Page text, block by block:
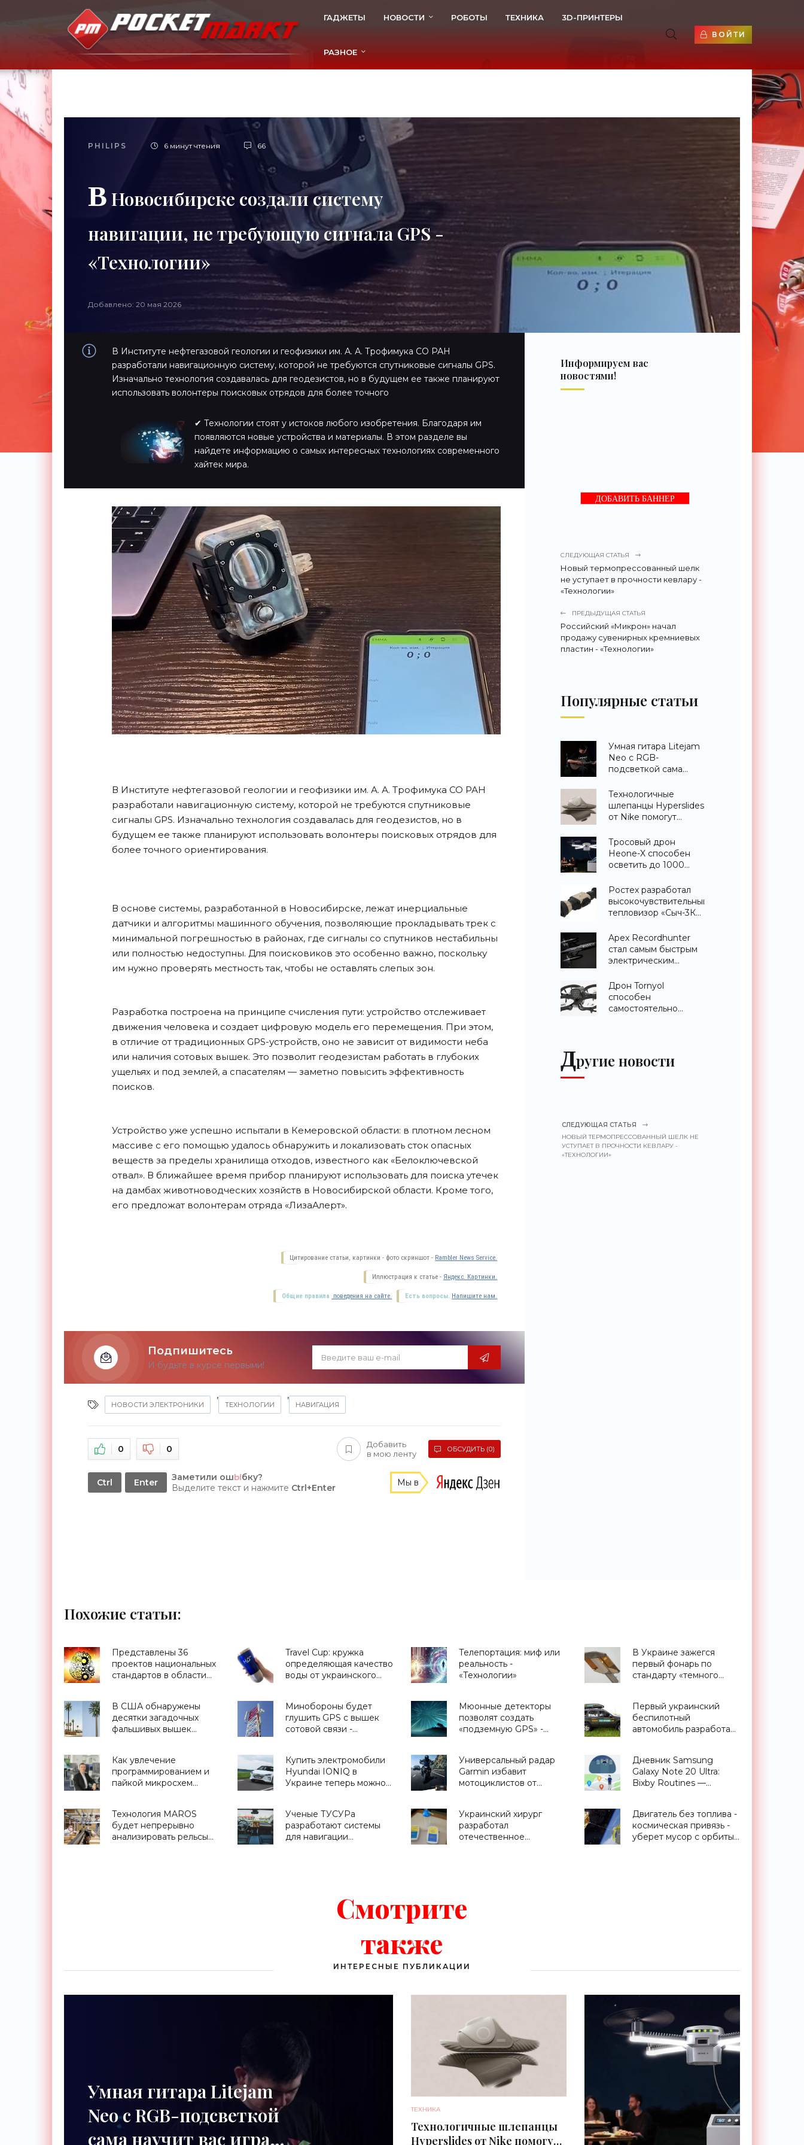
ГАДЖЕТЫ НОВОСТИ РОБОТЫ ТЕХНИКА 3D-ПРИНТЕРЫ
РАЗНОЕ
ВОЙТИ
PHILIPS 6 минут чтения 66
В Новосибирске создали систему
навигации, не требующую сигнала GPS -
«Технологии»
Добавлено: 20 мая 2026
В Институте нефтегазовой геологии и геофизики им. А. А. Трофимука СО РАН
разработали навигационную систему, которой не требуются спутниковые сигналы GPS.
Изначально технология создавалась для геодезистов, но в будущем ее также планируют
использовать волонтеры поисковых отрядов для более точного
✔ Технологии стоят у истоков любого изобретения. Благодаря им
появляются новые устройства и материалы. В этом разделе вы
найдете информацию о самых интересных технологиях современного
хайтек мира.
В Институте нефтегазовой геологии и геофизики им. А. А. Трофимука СО РАН
разработали навигационную систему, которой не требуются спутниковые
сигналы GPS. Изначально технология создавалась для геодезистов, но в
будущем ее также планируют использовать волонтеры поисковых отрядов для
более точного ориентирования.
В основе системы, разработанной в Новосибирске, лежат инерциальные
датчики и алгоритмы машинного обучения, позволяющие прокладывать трек с
минимальной погрешностью в районах, где сигналы со спутников нестабильны
или полностью недоступны. Для поисковиков это особенно важно, поскольку
им нужно проверять местность так, чтобы не оставлять слепых зон.
Разработка построена на принципе счисления пути: устройство отслеживает
движения человека и создает цифровую модель его перемещения. При этом,
в отличие от традиционных GPS-устройств, оно не зависит от видимости неба
или наличия сотовых вышек. Это позволит геодезистам работать в глубоких
ущельях и под землей, а спасателям — заметно повысить эффективность
поисков.
Устройство уже успешно испытали в Кемеровской области: в плотном лесном
массиве с его помощью удалось обнаружить и локализовать сток опасных
веществ за пределы хранилища отходов, известного как «Белоключевской
отвал». В ближайшее время прибор планируют использовать для поиска утечек
на дамбах животноводческих хозяйств в Новосибирской области. Кроме того,
его предложат волонтерам отряда «ЛизаАлерт».
Цитирование статьи, картинки - фото скриншот - Rambler News Service.
Иллюстрация к статье - Яндекс. Картинки.
Есть вопросы. Напишите нам.
Общие правила поведения на сайте.
Подпишитесь
И будьте в курсе первыми!
НОВОСТИ ЭЛЕКТРОНИКИ
,
ТЕХНОЛОГИИ
,
НАВИГАЦИЯ
0 0
Добавить
в мою ленту
ОБСУДИТЬ (0)
Ctrl Enter Заметили ошЫбку?
Выделите текст и нажмите Ctrl+Enter Мы в
Информируем вас
новостями!
ДОБАВИТЬ БАННЕР
СЛЕДУЮЩАЯ СТАТЬЯ
Новый термопрессованный шелк
не уступает в прочности кевлару -
«Технологии»
ПРЕДЫДУЩАЯ СТАТЬЯ
Российский «Микрон» начал
продажу сувенирных кремниевых
пластин - «Технологии»
Популярные статьи
Умная гитара Litejam
Neo с RGB-
подсветкой сама
«Гаджеты»
Технологичные
шлепанцы Hyperslides
от Nike помогут
ноги после
тренировки -
«Гаджеты»
Тросовый дрон
Heone-X способен
осветить до 1000
земли -
«Беспилотники»
Ростех разработал
высокочувствительный
тепловизор «Сыч-3К»
распознавания до 2
км - «Гаджеты»
Apex Recordhunter
стал самым быстрым
электрическим
«Беспилотники»
Дрон Tornyol
способен
самостоятельно
Другие новости
СЛЕДУЮЩАЯ СТАТЬЯ
НОВЫЙ ТЕРМОПРЕССОВАННЫЙ ШЕЛК НЕ
УСТУПАЕТ В ПРОЧНОСТИ КЕВЛАРУ -
«ТЕХНОЛОГИИ»
Похожие статьи:
Представлены 36
проектов национальных
стандартов в области
Travel Cup: кружка
определяющая качество
воды от украинского
Телепортация: миф или
реальность -
«Технологии»
В Украине зажегся
первый фонарь по
стандарту «темного
В США обнаружены
десятки загадочных
фальшивых вышек
Минобороны будет
глушить GPS с вышек
сотовой связи -
Мюонные детекторы
позволят создать
«подземную GPS» -
Первый украинский
беспилотный
автомобиль разработала
Как увлечение
программированием и
пайкой микросхем
международным AI-
разработчиком
Купить электромобили
Hyundai IONIQ в
Украине теперь можно
Универсальный радар
Garmin избавит
мотоциклистов от
Дневник Samsung
Galaxy Note 20 Ultra:
Bixby Routines —
будущее - «Смартфоны»
Технология MAROS
будет непрерывно
анализировать рельсы
Ученые ТУСУРа
разработают системы
для навигации
Украинский хирург
разработал
отечественное
Двигатель без топлива -
космическая привязь -
уберет мусор с орбиты
Смотрите
также
ИНТЕРЕСНЫЕ ПУБЛИКАЦИИ
Умная гитара Litejam
Neo с RGB-подсветкой
сама научит вас играть
ТЕХНИКА
Технологичные шлепанцы
Hyperslides от Nike помогут